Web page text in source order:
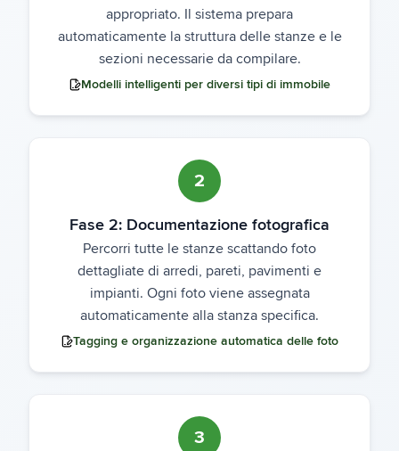
appropriato. Il sistema prepara
automaticamente la struttura delle stanze e le
sezioni necessarie da compilare.
Modelli intelligenti per diversi tipi di immobile
2
Fase 2: Documentazione fotografica
Percorri tutte le stanze scattando foto
dettagliate di arredi, pareti, pavimenti e
impianti. Ogni foto viene assegnata
automaticamente alla stanza specifica.
Tagging e organizzazione automatica delle foto
3